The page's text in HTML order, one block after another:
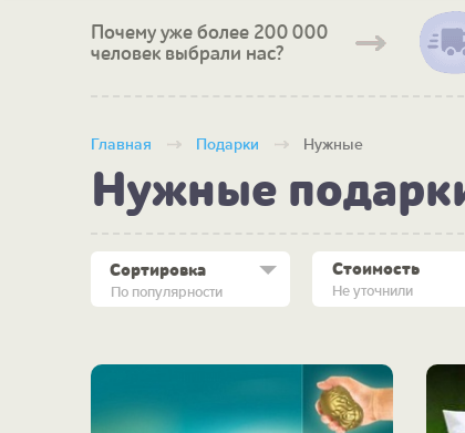
Почему уже более 200 000
человек выбрали нас?
Главная Подарки Нужные
Нужные
По популярности
Сортировка Стоимость
Не уточнили